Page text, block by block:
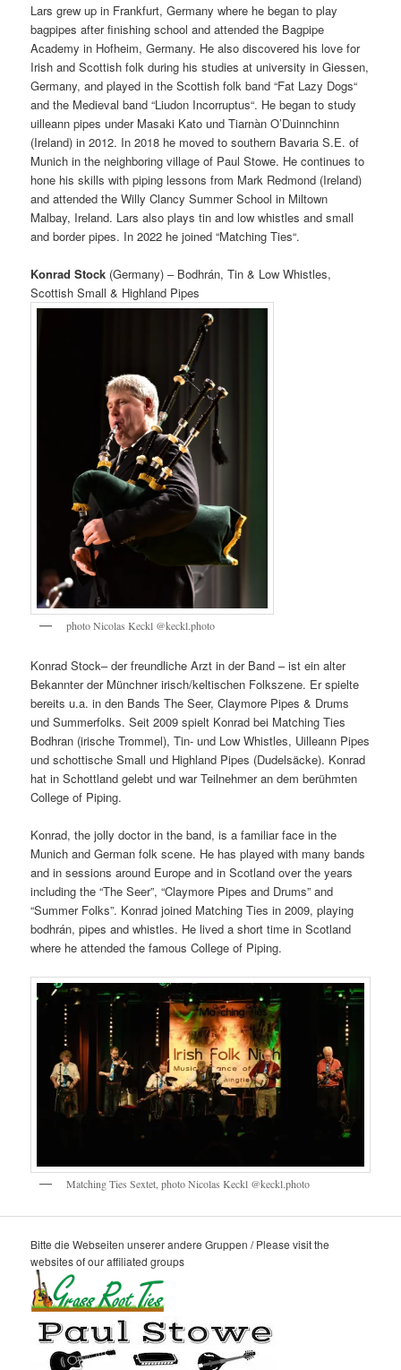
Lars grew up in Frankfurt, Germany where he began to play
bagpipes after finishing school and attended the Bagpipe
Academy in Hofheim, Germany. He also discovered his love for
Irish and Scottish folk during his studies at university in Giessen,
Germany, and played in the Scottish folk band “Fat Lazy Dogs“
and the Medieval band “Liudon Incorruptus“. He began to study
uilleann pipes under Masaki Kato und Tiarnàn O’Duinnchinn
(Ireland) in 2012. In 2018 he moved to southern Bavaria S.E. of
Munich in the neighboring village of Paul Stowe. He continues to
hone his skills with piping lessons from Mark Redmond (Ireland)
and attended the Willy Clancy Summer School in Miltown
Malbay, Ireland. Lars also plays tin and low whistles and small
and border pipes. In 2022 he joined “Matching Ties“.
Konrad Stock (Germany) – Bodhrán, Tin & Low Whistles,
Scottish Small & Highland Pipes
photo Nicolas Keckl @keckl.photo
Konrad Stock– der freundliche Arzt in der Band – ist ein alter
Bekannter der Münchner irisch/keltischen Folkszene. Er spielte
bereits u.a. in den Bands The Seer, Claymore Pipes & Drums
und Summerfolks. Seit 2009 spielt Konrad bei Matching Ties
Bodhran (irische Trommel), Tin- und Low Whistles, Uilleann Pipes
und schottische Small und Highland Pipes (Dudelsäcke). Konrad
hat in Schottland gelebt und war Teilnehmer an dem berühmten
College of Piping.
Konrad, the jolly doctor in the band, is a familiar face in the
Munich and German folk scene. He has played with many bands
and in sessions around Europe and in Scotland over the years
including the “The Seer”, “Claymore Pipes and Drums” and
“Summer Folks”. Konrad joined Matching Ties in 2009, playing
bodhrán, pipes and whistles. He lived a short time in Scotland
where he attended the famous College of Piping.
Matching Ties Sextet, photo Nicolas Keckl @keckl.photo
Bitte die Webseiten unserer andere Gruppen / Please visit the
websites of our affiliated groups